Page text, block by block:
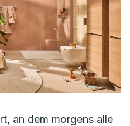
an dem morgens alle